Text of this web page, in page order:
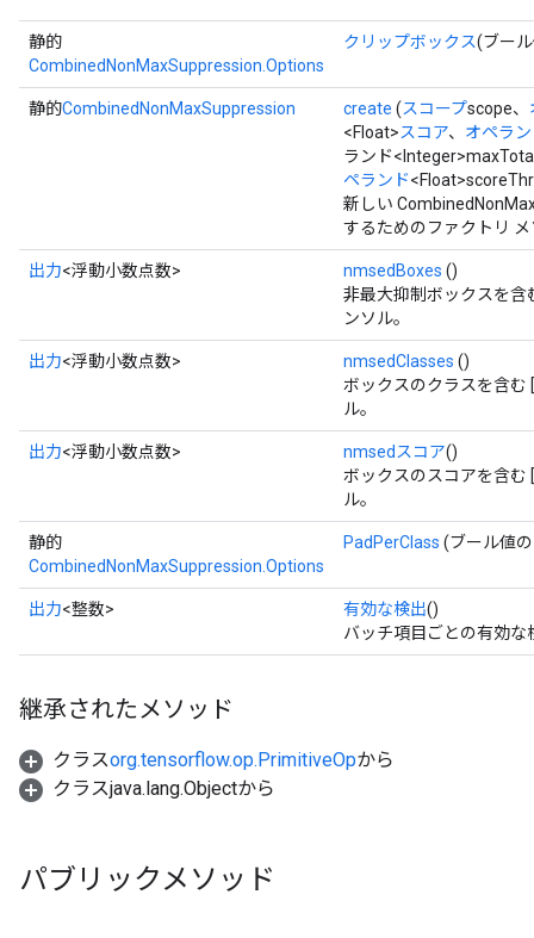
静的
CombinedNonMaxSuppression.Options
クリップボックス(ブー
静的CombinedNonMaxSuppression create (スコープscope、
<Float>スコア、 オペラ
ランド
ペランド
新しい
するためのファクトリ
出力<浮動小数点数> nmsedBoxes ()
非最大抑制ボックスを
ンソル。
出力<浮動小数点数> nmsedClasses ()
ボックスのクラスを含
ル。
出力<浮動小数点数> nmsedスコア()
ボックスのスコアを含
ル。
静的
CombinedNonMaxSuppression.Options
PadPerClass (ブール値
出力<整数> 有効な検出()
バッチ項目ごとの有効
継承されたメソッド
クラスorg.tensorflow.op.PrimitiveOpから
クラスjava.lang.Objectから
パブリックメソッド